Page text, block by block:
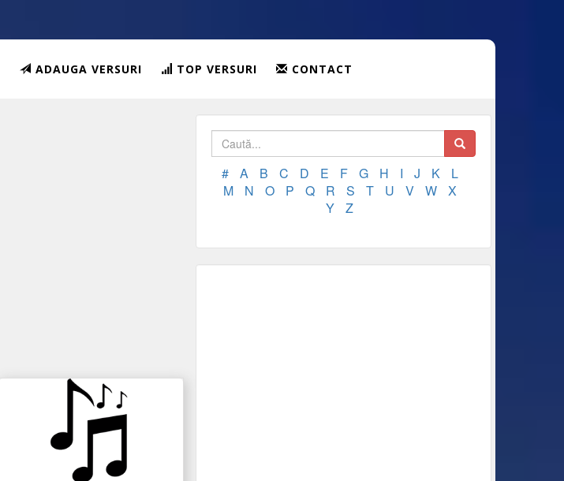
ADAUGA VERSURI TOP VERSURI CONTACT
# A B C D E F G H I J K
L
M
N O P Q R S T U V W
X
Y
Z